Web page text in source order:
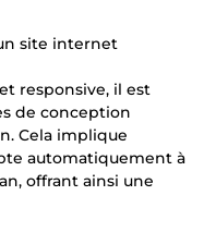
site internet
responsive, il est
de conception
Cela implique
automatiquement à
offrant ainsi une